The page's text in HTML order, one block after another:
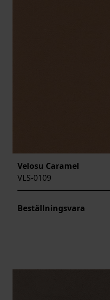
Velosu Caramel
VLS-0109
Beställningsvara